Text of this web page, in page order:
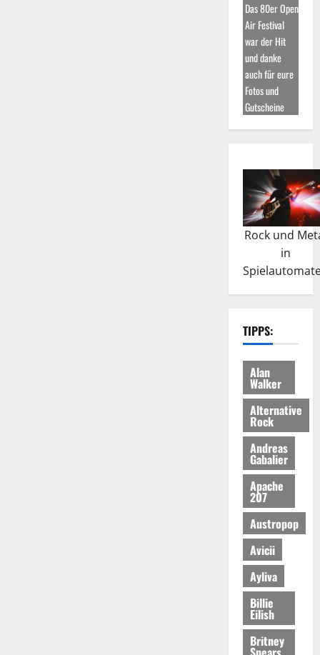
Das 80er Open
Air Festival
war der Hit
und danke
auch für eure
Fotos und
Gutscheine
Rock und
in
TIPPS:
Alan
Walker
Alternative
Rock
Andreas
Gabalier
Apache
207
Austropop
Avicii
Ayliva
Billie
Eilish
Britney